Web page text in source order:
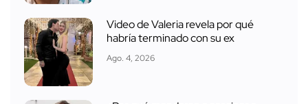
Video de Valeria revela por qué
habría terminado con su ex
Ago. 4, 2026